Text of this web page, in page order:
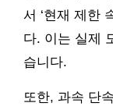
서 ‘현재 제한
다. 이는 실제
습니다.
또한, 과속 단